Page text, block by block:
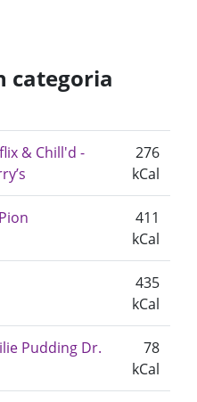
categoria
& Chill'd -
276
kCal
411
kCal
435
kCal
Pudding Dr.
78
kCal